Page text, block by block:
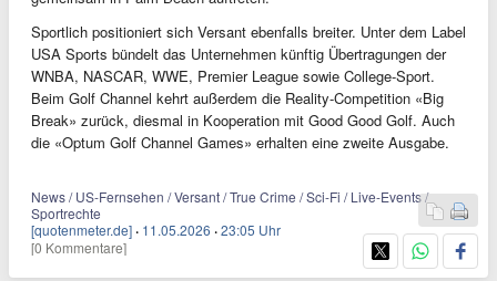
Sportlich positioniert sich Versant ebenfalls breiter. Unter dem Label
USA Sports bündelt das Unternehmen künftig Übertragungen der
WNBA, NASCAR, WWE, Premier League sowie College-Sport.
Beim Golf Channel kehrt außerdem die Reality-Competition «Big
Break» zurück, diesmal in Kooperation mit Good Good Golf. Auch
die «Optum Golf Channel Games» erhalten eine zweite Ausgabe.
News / US-Fernsehen / Versant / True Crime / Sci-Fi / Live-Events /
Sportrechte
[quotenmeter.de] · 11.05.2026 ·23:05 Uhr
[0 Kommentare]